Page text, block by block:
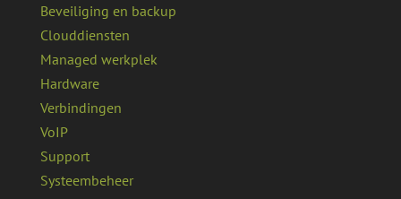
Beveiliging en backup
Clouddiensten
Managed werkplek
Hardware
Verbindingen
VoIP
Support
Systeembeheer